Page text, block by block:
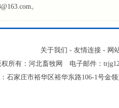
。
关于我们 - 友情连接 - 网
权所有：河北畜牧网 电子邮件：
石家庄市裕华区裕华东路106-1号金领